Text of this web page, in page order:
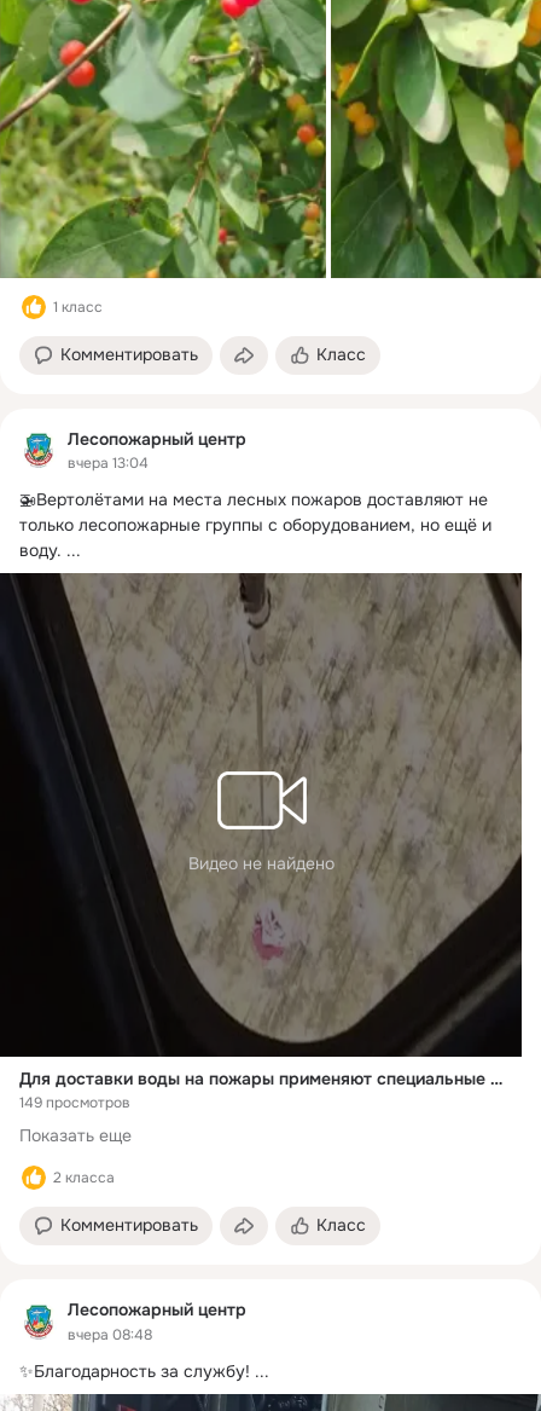
1 класс
Комментировать Класс
Лесопожарный центр
вчера 13:04
🚁Вертолётами на места лесных пожаров доставляют не
только лесопожарные группы с оборудованием, но ещё и
воду. ...
Видео не найдено
Для доставки воды на пожары применяют специальные резервуары
149 просмотров
Показать еще
2 класса
Комментировать Класс
Лесопожарный центр
вчера 08:48
✨Благодарность за службу! ...